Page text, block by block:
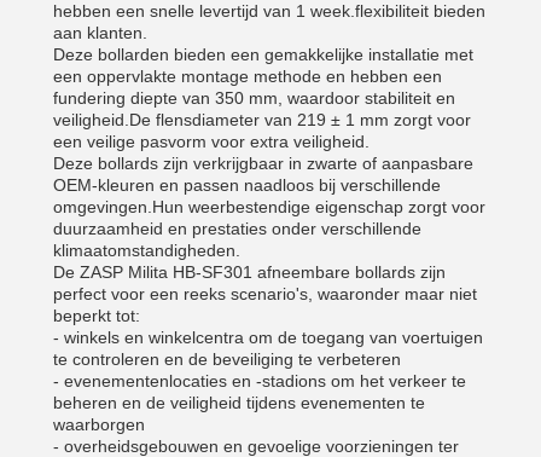
hebben een snelle levertijd van 1 week.flexibiliteit bieden
aan klanten.
Deze bollarden bieden een gemakkelijke installatie met
een oppervlakte montage methode en hebben een
fundering diepte van 350 mm, waardoor stabiliteit en
veiligheid.De flensdiameter van 219 ± 1 mm zorgt voor
een veilige pasvorm voor extra veiligheid.
Deze bollards zijn verkrijgbaar in zwarte of aanpasbare
OEM-kleuren en passen naadloos bij verschillende
omgevingen.Hun weerbestendige eigenschap zorgt voor
duurzaamheid en prestaties onder verschillende
klimaatomstandigheden.
De ZASP Milita HB-SF301 afneembare bollards zijn
perfect voor een reeks scenario's, waaronder maar niet
beperkt tot:
- winkels en winkelcentra om de toegang van voertuigen
te controleren en de beveiliging te verbeteren
- evenementenlocaties en -stadions om het verkeer te
beheren en de veiligheid tijdens evenementen te
waarborgen
- overheidsgebouwen en gevoelige voorzieningen ter